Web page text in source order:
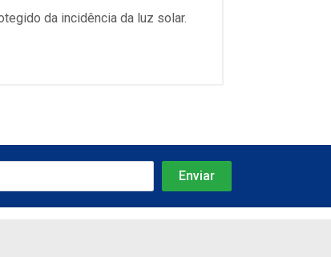
da incidência da luz solar.